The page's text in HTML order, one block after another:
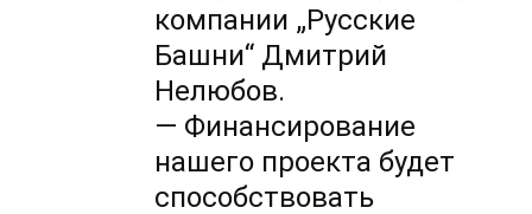
компании „Русские
Башни“ Дмитрий
Нелюбов.
— Финансирование
нашего проекта будет
способствовать